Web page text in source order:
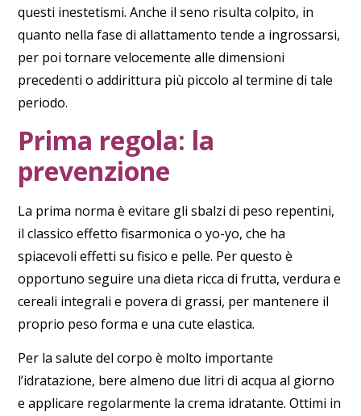
questi inestetismi. Anche il seno risulta colpito, in
quanto nella fase di allattamento tende a ingrossarsi,
per poi tornare velocemente alle dimensioni
precedenti o addirittura più piccolo al termine di tale
periodo.
Prima regola: la
prevenzione
La prima norma èevitare gli sbalzi di peso repentini,
il classicoeffetto fisarmonica o yo-yo, che ha
spiacevoli effetti su fisico e pelle. Per questo è
opportuno seguire una dieta ricca di frutta, verdura e
cereali integrali e povera di grassi, per mantenere il
proprio peso forma e una cute elastica.
Per la salute del corpo è molto importante
l’idratazione, bere almenodue litri di acqua al giorno
e applicare regolarmente la crema idratante. Ottimi in